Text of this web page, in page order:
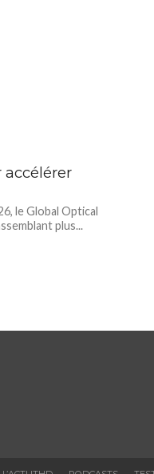
accélérer
le Global Optical
plus...